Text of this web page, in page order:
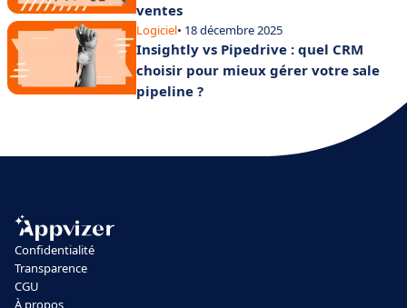
ventes
Logiciel• 18 décembre 2025
Insightly vs Pipedrive : quel CRM
choisir pour mieux gérer votre sale
pipeline ?
Confidentialité
Transparence
CGU
À propos